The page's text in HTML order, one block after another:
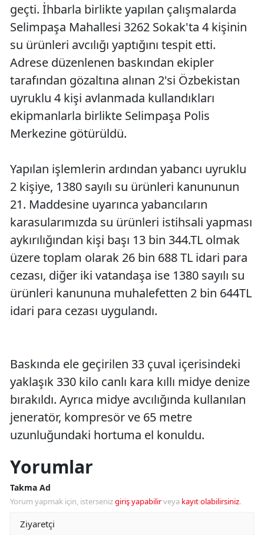
geçti. İhbarla birlikte yapılan çalışmalarda
Selimpaşa Mahallesi 3262 Sokak'ta 4 kişinin
su ürünleri avcılığı yaptığını tespit etti.
Adrese düzenlenen baskından ekipler
tarafından gözaltına alınan 2'si Özbekistan
uyruklu 4 kişi avlanmada kullandıkları
ekipmanlarla birlikte Selimpaşa Polis
Merkezine götürüldü.
Yapılan işlemlerin ardından yabancı uyruklu
2 kişiye, 1380 sayılı su ürünleri kanununun
21. Maddesine uyarınca yabancıların
karasularımızda su ürünleri istihsali yapması
aykırılığından kişi başı 13 bin 344.TL olmak
üzere toplam olarak 26 bin 688 TL idari para
cezası, diğer iki vatandaşa ise 1380 sayılı su
ürünleri kanununa muhalefetten 2 bin 644TL
idari para cezası uygulandı.
Baskında ele geçirilen 33 çuval içerisindeki
yaklaşık 330 kilo canlı kara kıllı midye denize
bırakıldı. Ayrıca midye avcılığında kullanılan
jeneratör, kompresör ve 65 metre
uzunluğundaki hortuma el konuldu.
Yorumlar
Takma Ad
Yorum yapmak için, istersenizgiriş yapabilirveya kayıt olabilirsiniz.